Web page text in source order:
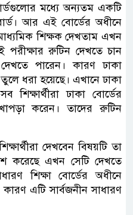
মধ্যে অন্যতম একটি
আর এই বোর্ডের অধীনে
শিক্ষক দেখতাম এখন
পরীক্ষার রুটিন দেখতে চান
পারেন। কারণ ঢাকা
ধরা হয়েছে। এখানে ঢাকা
শিক্ষার্থীরা ঢাকা বোর্ডের
করেন। তাদের রুটিন
দেখবেন বিষয়টি তা
করেছে এখন সেটি দেখতে
শিক্ষা বোর্ডের অধীনে
কারণ এটি সার্বজনীন সাধারণ